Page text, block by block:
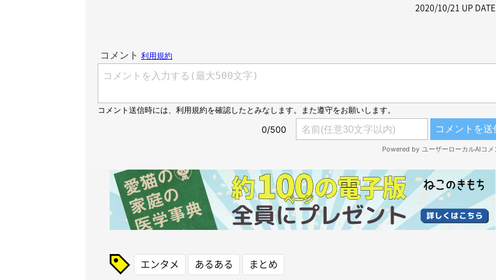
2020/10/21 UP DATE
エンタメ あるある まとめ